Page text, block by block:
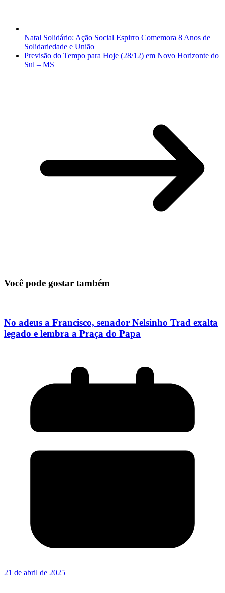
Natal Solidário: Ação Social Espirro Comemora 8 Anos de
Solidariedade e União
Previsão do Tempo para Hoje (28/12) em Novo Horizonte do
Sul – MS
Você pode gostar também
No adeus a Francisco, senador Nelsinho Trad exalta
legado e lembra a Praça do Papa
21 de abril de 2025